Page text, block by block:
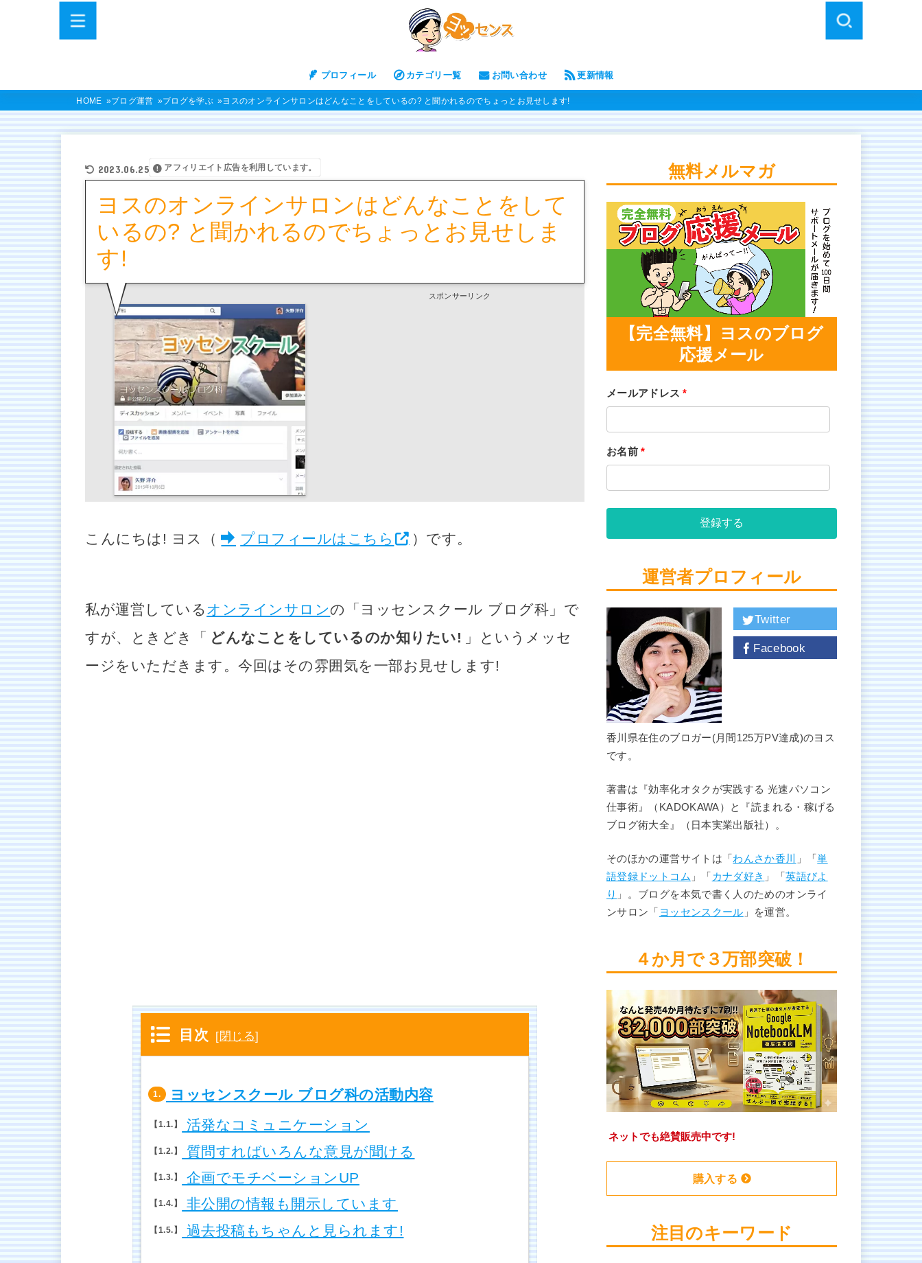
プロフィール カテゴリ一覧 お問い合わせ 更新情報
HOME ブログ運営 ブログを学ぶ ヨスのオンラインサロンはどんなことをしているの? と聞かれるのでちょっとお見せします!
2023.06.25 アフィリエイト広告を利用しています。
ヨスのオンラインサロンはどんなことをして
いるの? と聞かれるのでちょっとお見せしま
す!
スポンサーリンク
こんにちは! ヨス（ プロフィールはこちら ）です。
私が運営しているオンラインサロンの「ヨッセンスクール ブログ科」で
すが、ときどき「
どんなことをしているのか知りたい! 」というメッセ
ージをいただきます。今回はその雰囲気を一部お見せします!
目次 [閉じる]
1. ヨッセンスクール ブログ科の活動内容
1.1. 活発なコミュニケーション
1.2. 質問すればいろんな意見が聞ける
1.3. 企画でモチベーションUP
1.4. 非公開の情報も開示しています
1.5. 過去投稿もちゃんと見られます!
無料メルマガ
【完全無料】ヨスのブログ
応援メール
メールアドレス*
お名前*
登録する
運営者プロフィール
Twitter
Facebook
香川県在住のブロガー(月間125万PV達成)のヨス
です。
著書は『効率化オタクが実践する 光速パソコン
仕事術』（KADOKAWA）と『読まれる・稼げる
ブログ術大全』（日本実業出版社）。
そのほかの運営サイトは「わんさか香川 」「単
語登録ドットコム 」「 カナダ好き 」「英語びよ
り 」。ブログを本気で書く人のためのオンライ
ンサロン「 ヨッセンスクール 」を運営。
４か月で３万部突破！
ネットでも絶賛販売中です!
購入する
注目のキーワード